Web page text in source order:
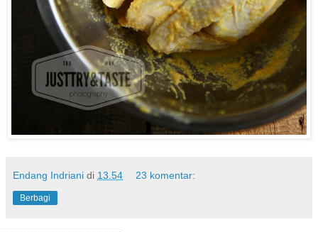
Endang Indriani di 13.54 23 komentar:
Berbagi